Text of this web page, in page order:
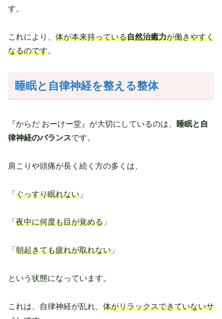
す。
これにより、 体が本来持っている自然治癒力が働きやすく
なるのです。
睡眠と自律神経を整える整体
『からだ おーけー堂』が大切にしているのは、
睡眠と自
律神経のバランスです。
肩こりや頭痛が長く続く方の多くは、
「 ぐっすり眠れない 」
「 夜中に何度も目が覚める 」
「 朝起きても疲れが取れない 」
という状態になっています。
これは、自律神経が乱れ、 体がリラックスできていないサ